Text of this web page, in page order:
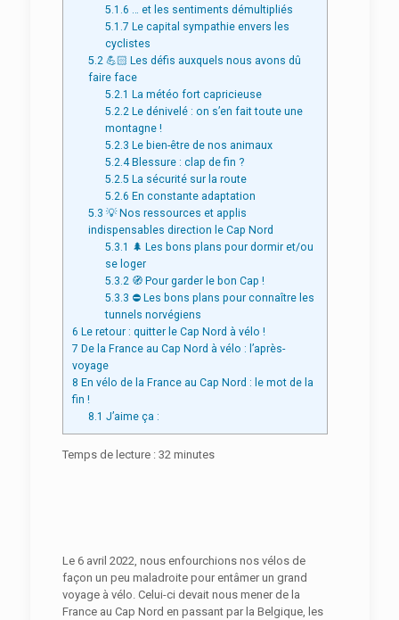
5.1.6 … et les sentiments démultipliés
5.1.7 Le capital sympathie envers les
cyclistes
5.2 💪🏻 Les défis auxquels nous avons dû
faire face
5.2.1 La météo fort capricieuse
5.2.2 Le dénivelé : on s’en fait toute une
montagne !
5.2.3 Le bien-être de nos animaux
5.2.4Blessure : clap de fin ?
5.2.5La sécurité sur la route
5.2.6 En constante adaptation
5.3 💡 Nos ressources et applis
indispensables direction le Cap Nord
5.3.1 🌲 Les bons plans pour dormir et/ou
se loger
5.3.2 🧭 Pour garder le bon Cap !
5.3.3 ⛔ Les bons plans pour connaître les
tunnels norvégiens
6 Le retour : quitter le Cap Nord à vélo !
7 De la France au Cap Nord à vélo : l’après-
voyage
8 En vélo de la France au Cap Nord : le mot de la
fin !
8.1 J’aime ça :
Temps de lecture : 32 minutes
Le 6 avril 2022, nous enfourchions nos vélos de
façon un peu maladroite pour entâmer un grand
voyage à vélo. Celui-ci devait nous mener de la
France au Cap Nord en passant par la Belgique, les